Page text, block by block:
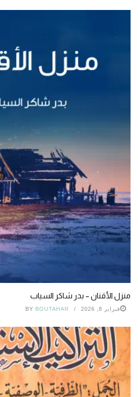
منزل الأقنان – بدر شاكر السياب
فبراير 8, 2026 BY BOUTAHAR